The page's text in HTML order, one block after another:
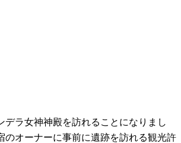
デラ女神神殿を訪れることになりまし
のオーナーに事前に遺跡を訪れる観光許